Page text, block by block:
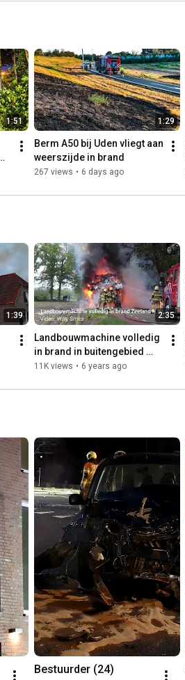
1:51 1:29
Berm A50 bij Uden vliegt aan
weerszijde in brand
267 views • 6 days ago
1:39 2:35
Landbouwmachine volledig
in brand in buitengebied
Zeeland (N.Br.)
11K views • 6 years ago
Bestuurder (24)